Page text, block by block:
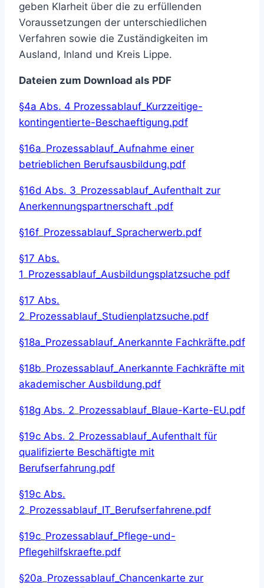
geben Klarheit über die zu erfüllenden
Voraussetzungen der unterschiedlichen
Verfahren sowie die Zuständigkeiten im
Ausland, Inland und Kreis Lippe.
Dateien zum Download als PDF
§4a Abs. 4 Prozessablauf_Kurzzeitige-
kontingentierte-Beschaeftigung.pdf
§16a Prozessablauf_Aufnahme einer
betrieblichen Berufsausbildung.pdf
§16d Abs. 3 Prozessablauf_Aufenthalt zur
Anerkennungspartnerschaft .pdf
§16f Prozessablauf_Spracherwerb.pdf
§17 Abs.
1 Prozessablauf_Ausbildungsplatzsuche pdf
§17 Abs.
2 Prozessablauf_Studienplatzsuche.pdf
§18a_Prozessablauf_Anerkannte Fachkräfte.pdf
§18b Prozessablauf_Anerkannte Fachkräfte mit
akademischer Ausbildung.pdf
§18g Abs. 2 Prozessablauf_Blaue-Karte-EU.pdf
§19c Abs. 2 Prozessablauf_Aufenthalt für
qualifizierte Beschäftigte mit
Berufserfahrung.pdf
§19c Abs.
2 Prozessablauf_IT_Berufserfahrene.pdf
§19c Prozessablauf_Pflege-und-
Pflegehilfskraefte.pdf
§20a Prozessablauf_Chancenkarte zur